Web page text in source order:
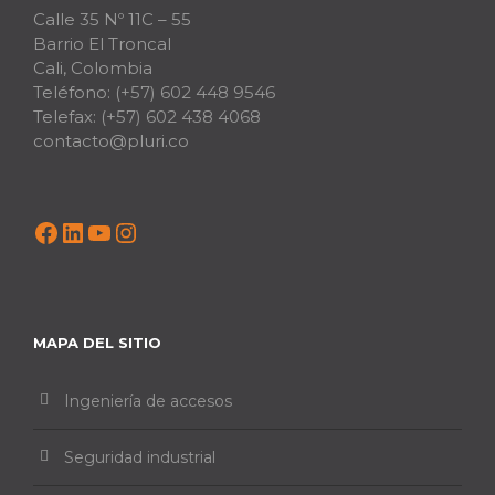
Calle 35 Nº 11C – 55
Barrio El Troncal
Cali, Colombia
Teléfono: (+57) 602 448 9546
Telefax: (+57) 602 438 4068
contacto@pluri.co
Facebook LinkedIn YouTube Instagram
MAPA DEL SITIO
Ingeniería de accesos
Seguridad industrial